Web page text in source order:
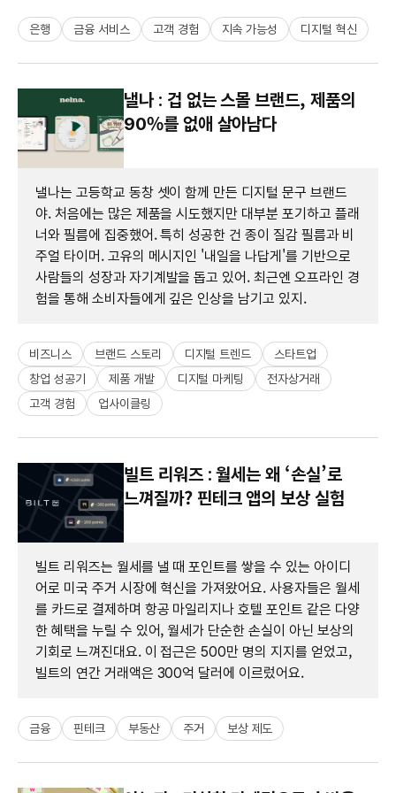
은행 금융 서비스 고객 경험 지속 가능성 디지털 혁신
낼나 : 겁 없는 스몰 브랜드, 제품의
90%를 없애 살아남다
낼나는 고등학교 동창 셋이 함께 만든 디지털 문구 브랜드
야. 처음에는 많은 제품을 시도했지만 대부분 포기하고 플래
너와 필름에 집중했어. 특히 성공한 건 종이 질감 필름과 비
주얼 타이머. 고유의 메시지인 '내일을 나답게'를 기반으로
사람들의 성장과 자기계발을 돕고 있어. 최근엔 오프라인 경
험을 통해 소비자들에게 깊은 인상을 남기고 있지.
비즈니스 브랜드 스토리 디지털 트렌드
스타트업
창업 성공기
제품 개발 디지털 마케팅
전자상거래
고객 경험
업사이클링
빌트 리워즈 : 월세는 왜 ‘손실’로
느껴질까? 핀테크 앱의 보상 실험
빌트 리워즈는 월세를 낼 때 포인트를 쌓을 수 있는 아이디
어로 미국 주거 시장에 혁신을 가져왔어요. 사용자들은 월세
를 카드로 결제하며 항공 마일리지나 호텔 포인트 같은 다양
한 혜택을 누릴 수 있어, 월세가 단순한 손실이 아닌 보상의
기회로 느껴진대요. 이 접근은 500만 명의 지지를 얻었고,
빌트의 연간 거래액은 300억 달러에 이르렀어요.
금융 핀테크 부동산 주거 보상 제도